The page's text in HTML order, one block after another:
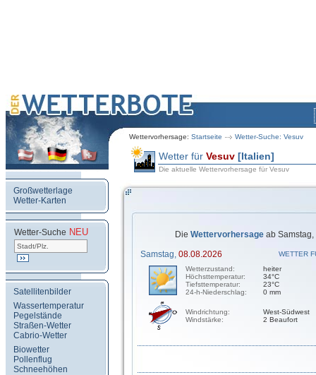
Wettervorhersage: Startseite Wetter-Suche: Vesuv
Großwetterlage
Wetter-Karten
Wetter-Suche NEU
Satellitenbilder
Wassertemperatur
Pegelstände
Straßen-Wetter
Cabrio-Wetter
Biowetter
Pollenflug
Schneehöhen
Wetter für Vesuv [Italien]
Die aktuelle Wettervorhersage für Vesuv
Die Wettervorhersage ab
Samstag, 08.08.2026
WETTER
Wetterzustand:
Höchsttemperatur:
Tiefsttemperatur:
24-h-Niederschlag:
heiter
34°C
23°C
0 mm
Windrichtung:
Windstärke:
West-Südwest
2 Beaufort